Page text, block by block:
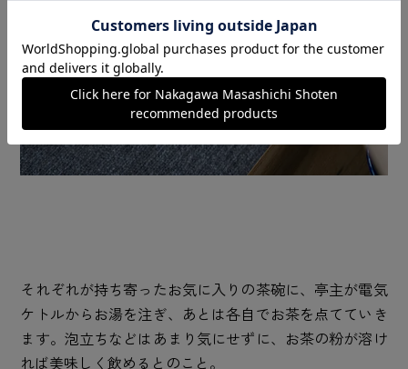
それぞれが持ち寄ったお気に入りの茶碗に、亭主が電気
ケトルからお湯を注ぎ、あとは各自でお茶を点てていき
ます。泡立ちなどはあまり気にせずに、お茶の粉が溶け
れば美味しく飲めるとのこと。